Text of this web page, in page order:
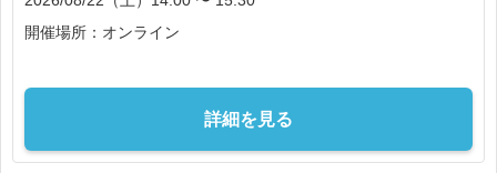
開催場所：オンライン
詳細を見る